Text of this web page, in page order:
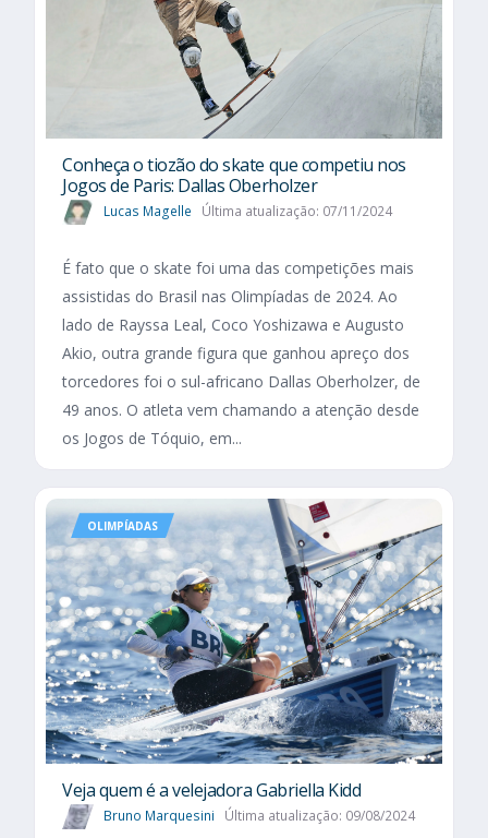
Conheça o tiozão do skate que competiu nos
Jogos de Paris: Dallas Oberholzer
Lucas Magelle Última atualização: 07/11/2024
É fato que o skate foi uma das competições mais
assistidas do Brasil nas Olimpíadas de 2024. Ao
lado de Rayssa Leal, Coco Yoshizawa e Augusto
Akio, outra grande figura que ganhou apreço dos
torcedores foi o sul-africano Dallas Oberholzer, de
49 anos. O atleta vem chamando a atenção desde
os Jogos de Tóquio, em...
OLIMPÍADAS
Veja quem é a velejadora Gabriella Kidd
Bruno Marquesini Última atualização: 09/08/2024